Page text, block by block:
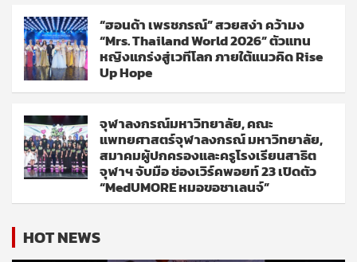
“ฮอนด้า เพรชภรณ์” สวยสง่า คว้ามง
“Mrs. Thailand World 2026” ตัวแทน
หญิงแกร่งสู่เวทีโลก ภายใต้แนวคิด Rise
Up Hope
จุฬาลงกรณ์มหาวิทยาลัย, คณะ
แพทยศาสตร์จุฬาลงกรณ์ มหาวิทยาลัย,
สมาคมผู้ปกครองและครูโรงเรียนสาธิต
จุฬาฯ จับมือ ช่องเวิร์คพอยท์ 23 เปิดตัว
“MedUMORE หมอขอชาเลนจ์”
HOT NEWS